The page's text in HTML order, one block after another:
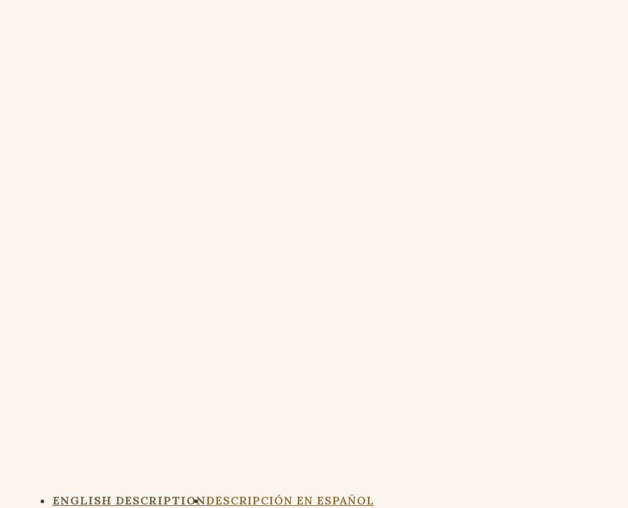
ENGLISH DESCRIPTIONDESCRIPCIÓN EN ESPAÑOL